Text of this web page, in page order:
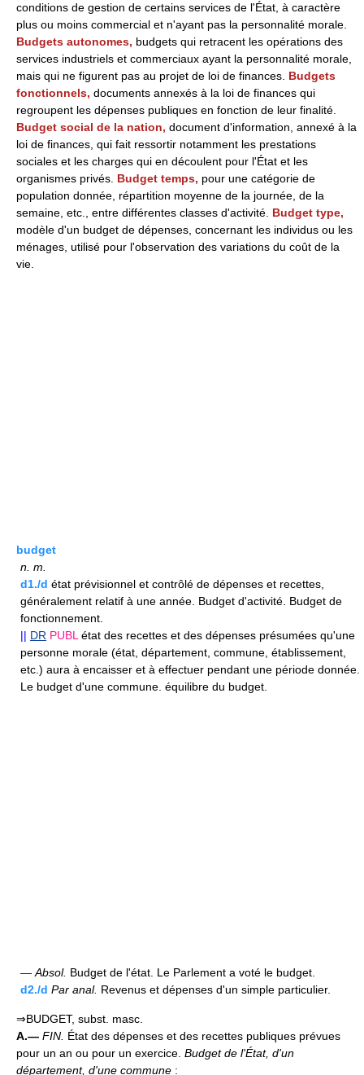
conditions de gestion de certains services de l'État, à caractère
plus ou moins commercial et n'ayant pas la personnalité morale.
Budgets autonomes, budgets qui retracent les opérations des
services industriels et commerciaux ayant la personnalité morale,
mais qui ne figurent pas au projet de loi de finances. Budgets
fonctionnels, documents annexés à la loi de finances qui
regroupent les dépenses publiques en fonction de leur finalité.
Budget social de la nation, document d'information, annexé à la
loi de finances, qui fait ressortir notamment les prestations
sociales et les charges qui en découlent pour l'État et les
organismes privés. Budget temps, pour une catégorie de
population donnée, répartition moyenne de la journée, de la
semaine, etc., entre différentes classes d'activité. Budget type,
modèle d'un budget de dépenses, concernant les individus ou les
ménages, utilisé pour l'observation des variations du coût de la
vie.
budget
n. m.
d1./d état prévisionnel et contrôlé de dépenses et recettes,
généralement relatif à une année. Budget d'activité. Budget de
fonctionnement.
|| DR PUBL état des recettes et des dépenses présumées qu'une
personne morale (état, département, commune, établissement,
etc.) aura à encaisser et à effectuer pendant une période donnée.
Le budget d'une commune. équilibre du budget.
— Absol. Budget de l'état. Le Parlement a voté le budget.
d2./d Par anal. Revenus et dépenses d'un simple particulier.
⇒BUDGET, subst. masc.
A.— FIN. État des dépenses et des recettes publiques prévues
pour un an ou pour un exercice. Budget de l'État, d'un
département, d'une commune :